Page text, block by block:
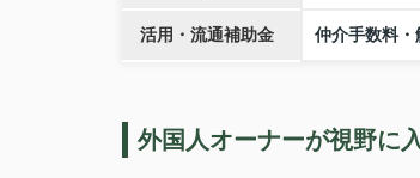
活用・流通補助金 仲介手数料
外国人オーナーが視野に